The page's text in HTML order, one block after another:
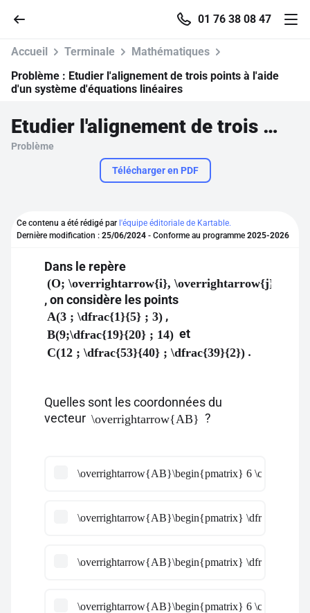
01 76 38 08 47
Parcourir
Se connecter
S'inscrire gratuitement
Pour profiter de 10 contenus offerts.
Accueil Terminale
Mathématiques
Problème : Etudier l'alignement de trois points à l'aide
d'un système d'équations linéaires
Etudier l'alignement de trois points à l'aide d'un système d'équations linéaires
Problème
Télécharger en PDF
Ce contenu a été rédigé par l'équipe éditoriale de Kartable.
Dernière modification : 25/06/2024 - Conforme au programme 2025-2026
Dans le repère
(O; \overrightarrow{i}, \overrightarrow{j},
, on considère les points
A(3 ; \dfrac{1}{5} ; 3) ,
B(9;\dfrac{19}{20} ; 14) et
C(12 ; \dfrac{53}{40} ; \dfrac{39}{2}) .
Quelles sont les coordonnées du
vecteur \overrightarrow{AB} ?
\overrightarrow{AB}\begin{pmatrix} 6 \cr\cr
\overrightarrow{AB}\begin{pmatrix}
\overrightarrow{AB}\begin{pmatrix} \dfrac{5}{2}
\overrightarrow{AB}\begin{pmatrix} 6 \cr\cr 2